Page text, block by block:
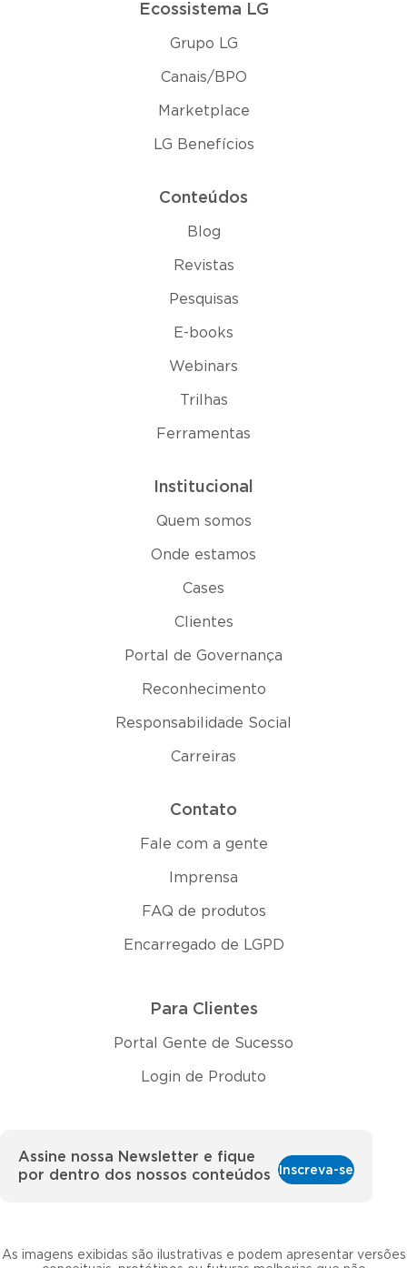
Ecossistema LG
Grupo LG
Canais/BPO
Marketplace
LG Benefícios
Conteúdos
Blog
Revistas
Pesquisas
E-books
Webinars
Trilhas
Ferramentas
Institucional
Quem somos
Onde estamos
Cases
Clientes
Portal de Governança
Reconhecimento
Responsabilidade Social
Carreiras
Contato
Fale com a gente
Imprensa
FAQ de produtos
Encarregado de LGPD
Para Clientes
Portal Gente de Sucesso
Login de Produto
As imagens exibidas são ilustrativas e podem apresentar versões
Assine nossa Newsletter e fique
por dentro dos nossos conteúdos
Inscreva-se